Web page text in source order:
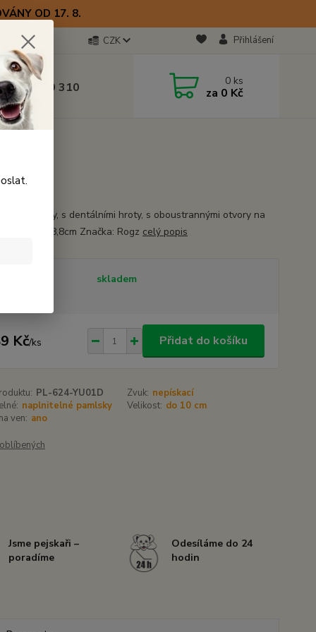
OD 17. 8.
CZK Přihlášení
723 770 310
9–17 hod.
0 ks
za 0 Kč
odolné gumy, s dentálními hroty, s oboustrannými otvory na
Velikost: 8,8cm Značka: Rogz celý popis
skladem
Kč/ks Přidat do košíku
PL-624-YU01D Zvuk: nepískací
naplnitelné pamlsky Velikost: do 10 cm
ven: ano
Jsme pejskaři –
poradíme
Odesíláme do 24
hodin